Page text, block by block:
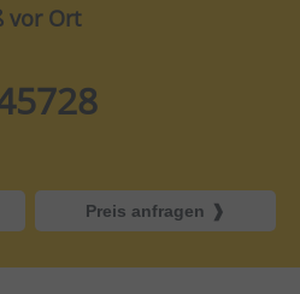
vor Ort
Preis anfragen